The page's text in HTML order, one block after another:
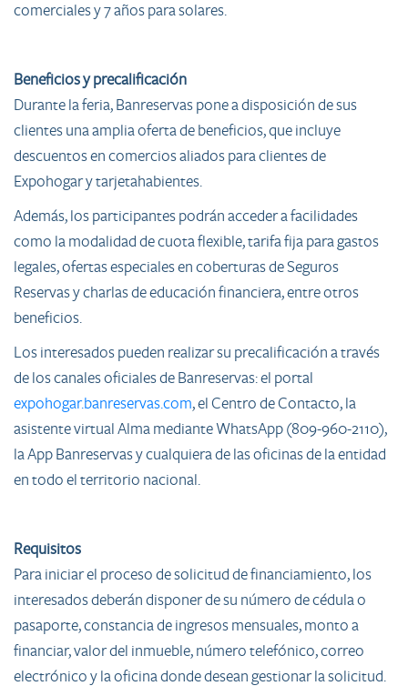
comerciales y 7 años para solares.
Beneficios y precalificación
Durante la feria, Banreservas pone a disposición de sus
clientes una amplia oferta de beneficios, que incluye
descuentos en comercios aliados para clientes de
Expohogar y tarjetahabientes.
Además, los participantes podrán acceder a facilidades
como la modalidad de cuota flexible, tarifa fija para gastos
legales, ofertas especiales en coberturas de Seguros
Reservas y charlas de educación financiera, entre otros
beneficios.
Los interesados pueden realizar su precalificación a través
de los canales oficiales de Banreservas: el portal
expohogar.banreservas.com, el Centro de Contacto, la
asistente virtual Alma mediante WhatsApp (809-960-2110),
la App Banreservas y cualquiera de las oficinas de la entidad
en todo el territorio nacional.
Requisitos
Para iniciar el proceso de solicitud de financiamiento, los
interesados deberán disponer de su número de cédula o
pasaporte, constancia de ingresos mensuales, monto a
financiar, valor del inmueble, número telefónico, correo
electrónico y la oficina donde desean gestionar la solicitud.